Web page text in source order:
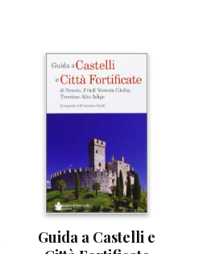
Guida a Castelli e